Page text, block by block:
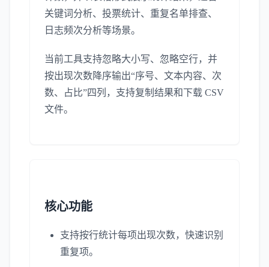
关键词分析、投票统计、重复名单排查、
日志频次分析等场景。
当前工具支持忽略大小写、忽略空行，并
按出现次数降序输出“序号、文本内容、次
数、占比”四列，支持复制结果和下载 CSV
文件。
核心功能
支持按行统计每项出现次数，快速识别
重复项。